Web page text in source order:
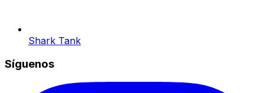
Shark Tank
Síguenos